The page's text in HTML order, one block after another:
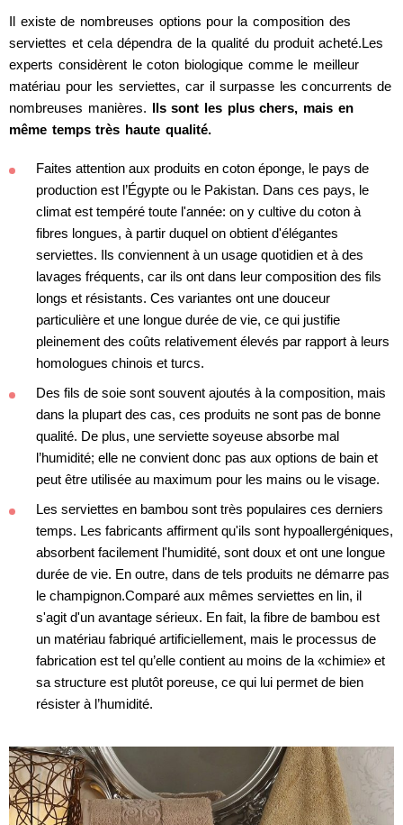
Il existe de nombreuses options pour la composition des
serviettes et cela dépendra de la qualité du produit acheté.Les
experts considèrent le coton biologique comme le meilleur
matériau pour les serviettes, car il surpasse les concurrents de
nombreuses manières. Ils sont les plus chers, mais en
même temps très haute qualité.
Faites attention aux produits en coton éponge, le pays de
production est l’Égypte ou le Pakistan. Dans ces pays, le
climat est tempéré toute l'année: on y cultive du coton à
fibres longues, à partir duquel on obtient d'élégantes
serviettes. Ils conviennent à un usage quotidien et à des
lavages fréquents, car ils ont dans leur composition des fils
longs et résistants. Ces variantes ont une douceur
particulière et une longue durée de vie, ce qui justifie
pleinement des coûts relativement élevés par rapport à leurs
homologues chinois et turcs.
Des fils de soie sont souvent ajoutés à la composition, mais
dans la plupart des cas, ces produits ne sont pas de bonne
qualité. De plus, une serviette soyeuse absorbe mal
l’humidité; elle ne convient donc pas aux options de bain et
peut être utilisée au maximum pour les mains ou le visage.
Les serviettes en bambou sont très populaires ces derniers
temps. Les fabricants affirment qu'ils sont hypoallergéniques,
absorbent facilement l'humidité, sont doux et ont une longue
durée de vie. En outre, dans de tels produits ne démarre pas
le champignon.Comparé aux mêmes serviettes en lin, il
s'agit d'un avantage sérieux. En fait, la fibre de bambou est
un matériau fabriqué artificiellement, mais le processus de
fabrication est tel qu’elle contient au moins de la «chimie» et
sa structure est plutôt poreuse, ce qui lui permet de bien
résister à l’humidité.